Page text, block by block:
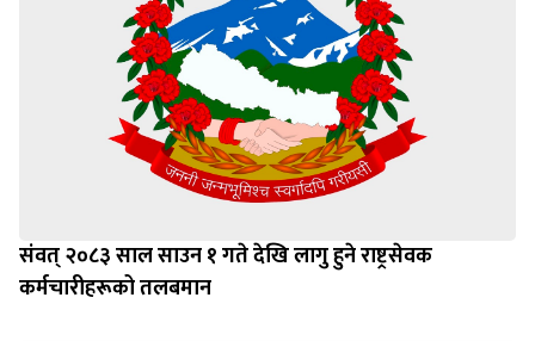
संवत् २०८३ साल साउन १ गते देखि लागु हुने राष्ट्रसेवक
कर्मचारीहरूको तलबमान